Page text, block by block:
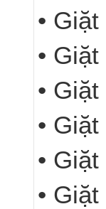
•
•
•
•
•
•